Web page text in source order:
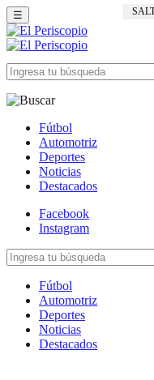
☰
Fútbol
Automotriz
Deportes
Noticias
Destacados
Facebook
Instagram
Fútbol
Automotriz
Deportes
Noticias
Destacados